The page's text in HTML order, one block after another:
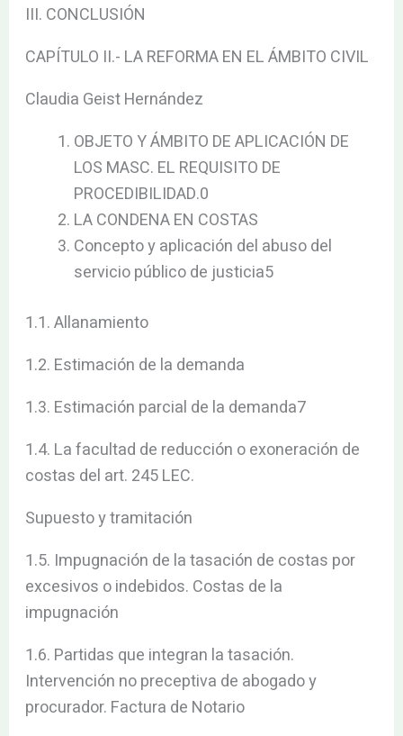
III. CONCLUSIÓN
CAPÍTULO II.- LA REFORMA EN EL ÁMBITO CIVIL
Claudia Geist Hernández
OBJETO Y ÁMBITO DE APLICACIÓN DE
LOS MASC. EL REQUISITO DE
PROCEDIBILIDAD.0
LA CONDENA EN COSTAS
Concepto y aplicación del abuso del
servicio público de justicia5
1.1. Allanamiento
1.2. Estimación de la demanda
1.3. Estimación parcial de la demanda7
1.4. La facultad de reducción o exoneración de
costas del art. 245 LEC.
Supuesto y tramitación
1.5. Impugnación de la tasación de costas por
excesivos o indebidos. Costas de la
impugnación
1.6. Partidas que integran la tasación.
Intervención no preceptiva de abogado y
procurador. Factura de Notario